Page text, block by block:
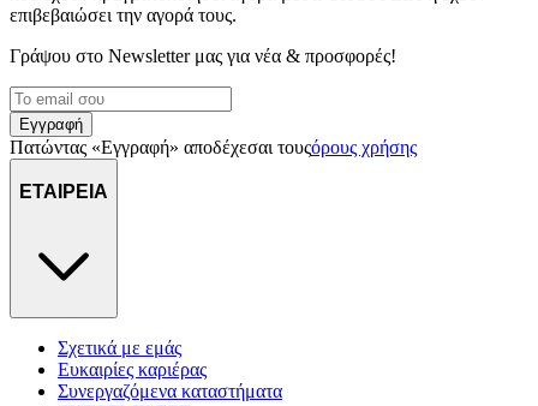
διαφημίσεις και περιεχόμενο, την καλύτερη εικόνα του κοινού
μας και την ανάπτυξη προϊόντων. Επίσης, κοινοποιούμε
πληροφορίες σχετικά με την από μέρους σας χρήση της
τοποθεσίας μας στους συνεργάτες μέσων κοινωνικής
δικτύωσης, διαφημίσεων και ανάλυσης.
επιβεβαιώσει την αγορά τους.
Γράψου στο Νewsletter μας για νέα & προσφορές!
Εγγραφή
Πατώντας «Εγγραφή» αποδέχεσαι τουςόρους χρήσης
ΕΤΑΙΡΕΙΑ
Σχετικά με εμάς
Ευκαιρίες καριέρας
Συνεργαζόμενα καταστήματα